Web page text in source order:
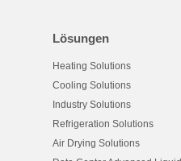
Lösungen
Heating Solutions
Cooling Solutions
Industry Solutions
Refrigeration Solutions
Air Drying Solutions